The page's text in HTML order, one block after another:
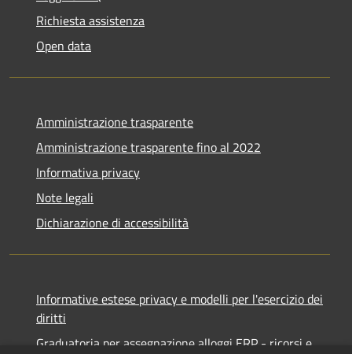
Richiesta assistenza
Open data
Amministrazione trasparente
Amministrazione trasparente fino al 2022
Informativa privacy
Note legali
Dichiarazione di accessibilità
Informative estese privacy e modelli per l'esercizio dei
diritti
Graduatoria per assegnazione alloggi ERP - ricorsi e